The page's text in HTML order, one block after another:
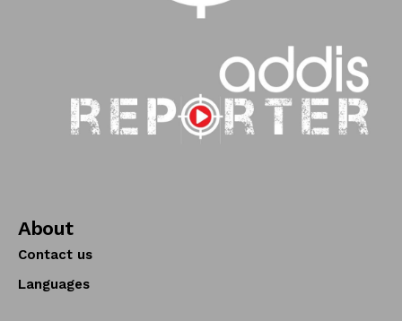
About
Contact us
Languages